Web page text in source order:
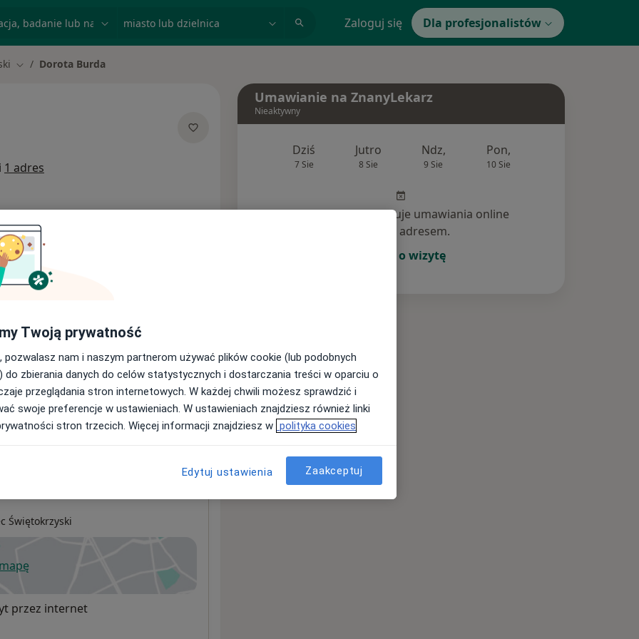
Zaloguj się Dla profesjonalistów
Zmień miasto
Dorota Burda
1 adres
Ubezpieczenia
i cenach
o usługach i cenach.
Świętokrzyski
się w nowej karcie
przez internet
Umawianie na ZnanyLekarz
Nieaktywny
Dziś
7 Sie
Jutro
8 Sie
Ndz,
9 Sie
Pon,
10 Sie
Specjalista nie oferuje umawiania online
pod tym adresem.
Poproś o wizytę
Twoją prywatność
pozwalasz nam i naszym partnerom używać plików cookie (lub podobnych
do zbierania danych do celów statystycznych i dostarczania treści w oparciu o
przeglądania stron internetowych. W każdej chwili możesz sprawdzić i
swoje preferencje w ustawieniach. W ustawieniach znajdziesz również linki
stron trzecich. Więcej informacji znajdziesz w polityka cookies
Edytuj ustawienia Zaakceptuj